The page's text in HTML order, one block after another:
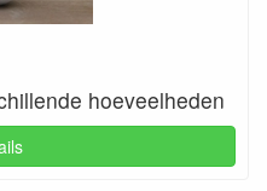
hoeveelheden